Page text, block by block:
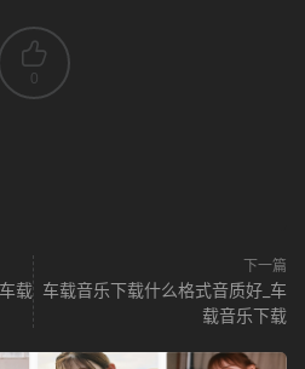
0
载
下一篇
车载音乐下载什么格式音质好_车
载音乐下载